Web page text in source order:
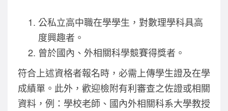
公私立高中職在學學生，對數理學科具高
度興趣者。
曾於國內、外相關科學競賽得獎者。
符合上述資格者報名時，必需上傳學生證及在學
成績單。此外，歡迎檢附有利審查之佐證或相關
資料，例：學校老師、國內外相關科系大學教授